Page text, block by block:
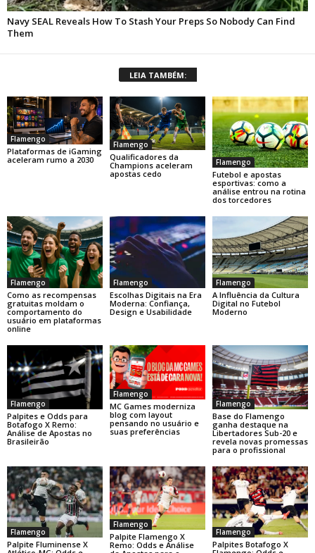
LEIA TAMBÉM:
Flamengo
Plataformas de iGaming
aceleram rumo a 2030
Flamengo
Qualificadores da
Champions aceleram
apostas cedo
Flamengo
Futebol e apostas
esportivas: como a
análise entrou na rotina
dos torcedores
Flamengo
Como as recompensas
gratuitas moldam o
comportamento do
usuário em plataformas
online
Flamengo
Escolhas Digitais na Era
Moderna: Confiança,
Design e Usabilidade
Flamengo
A Influência da Cultura
Digital no Futebol
Moderno
Flamengo
Palpites e Odds para
Botafogo X Remo:
Análise de Apostas no
Brasileirão
Flamengo
MC Games moderniza
blog com layout
pensando no usuário e
suas preferências
Flamengo
Base do Flamengo
ganha destaque na
Libertadores Sub-20 e
revela novas promessas
para o profissional
Flamengo
Palpite Fluminense X
Flamengo
Palpite Flamengo X
Remo: Odds e Análise
Flamengo
Palpites Botafogo X